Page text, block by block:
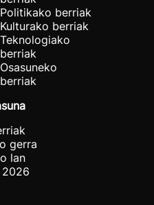
Politikako berriak
Kulturako berriak
Teknologiako
berriak
Osasuneko
berriak
gerra
lan